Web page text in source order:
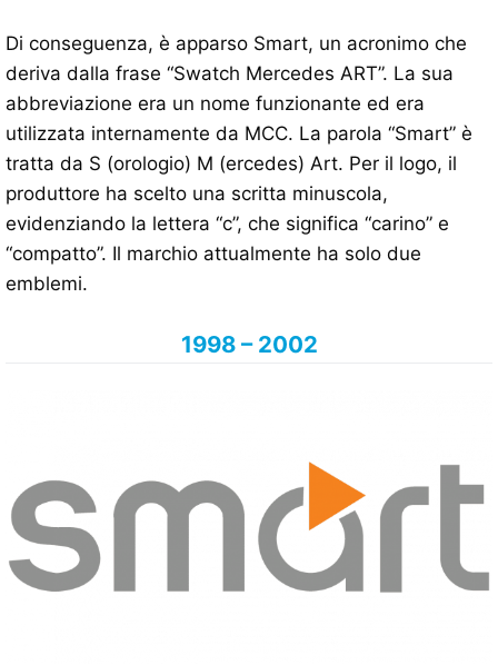
Di conseguenza, è apparso Smart, un acronimo che
deriva dalla frase “Swatch Mercedes ART”. La sua
abbreviazione era un nome funzionante ed era
utilizzata internamente da MCC. La parola “Smart” è
tratta da S (orologio) M (ercedes) Art. Per il logo, il
produttore ha scelto una scritta minuscola,
evidenziando la lettera “c”, che significa “carino” e
“compatto”. Il marchio attualmente ha solo due
emblemi.
1998 – 2002